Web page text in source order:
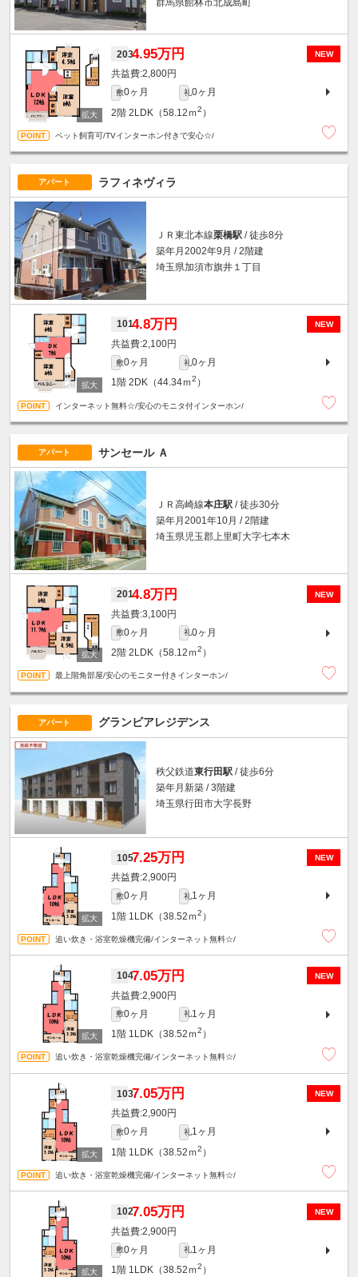
群馬県館林市北成島町
NEW
2034.95万円
2,800円
敷0ヶ月 礼0ヶ月
2階 2LDK（58.12ｍ2 ）
ペット飼育可/TVインターホン付きで安心☆/
アパート ラフィネヴィラ
ＪＲ東北本線栗橋駅 / 徒歩8分
築年月2002年9月 / 2階建
埼玉県加須市旗井１丁目
NEW
1014.8万円
2,100円
敷0ヶ月 礼0ヶ月
1階 2DK（44.34ｍ2 ）
インターネット無料☆/安心のモニタ付インターホン/
アパート サンセール Ａ
ＪＲ高崎線本庄駅 / 徒歩30分
築年月2001年10月 / 2階建
埼玉県児玉郡上里町大字七本木
NEW
2014.8万円
3,100円
敷0ヶ月 礼0ヶ月
2階 2LDK（58.12ｍ2 ）
最上階角部屋/安心のモニター付きインターホン/
アパート グランビアレジデンス
秩父鉄道東行田駅 / 徒歩6分
築年月新築 / 3階建
埼玉県行田市大字長野
NEW
1057.25万円
2,900円
敷0ヶ月 礼1ヶ月
1階 1LDK（38.52ｍ2 ）
追い炊き・浴室乾燥機完備/インターネット無料☆/
NEW
1047.05万円
2,900円
敷0ヶ月 礼1ヶ月
1階 1LDK（38.52ｍ2 ）
追い炊き・浴室乾燥機完備/インターネット無料☆/
NEW
1037.05万円
2,900円
敷0ヶ月 礼1ヶ月
1階 1LDK（38.52ｍ2 ）
追い炊き・浴室乾燥機完備/インターネット無料☆/
NEW
1027.05万円
2,900円
敷0ヶ月 礼1ヶ月
1階 1LDK（38.52ｍ2 ）